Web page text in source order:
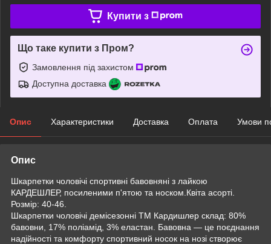
Купити з
Що таке купити з Пром?
Замовлення під захистом
Доступна доставка
Опис Характеристики Доставка Оплата Умови
Опис
Шкарпетки чоловічі спортивні бавовняні з лайкою
КАРДЕШЛЕР, посиленими п'ятою та носком.Квіта асорті.
Розмір: 40-46.
Шкарпетки чоловічі демісезонні ТМ Кардишлер склад: 80%
бавовни, 17% поліамід, 3% еластан. Бавовна — це поєднання
надійності та комфорту спортивний носок на нозі створює